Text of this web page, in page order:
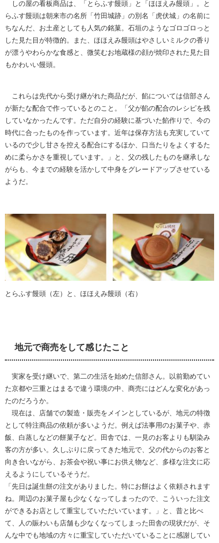
しの屋の看板商品は、「とらふす饅頭」と「ほほえみ饅頭」。と
らふす饅頭は朝来市の名所「竹田城跡」の別名「虎伏城」の名前に
ちなんだ、お土産としても人気の銘菓。石垣のようなゴロゴロっと
した見た目が特徴的。また、ほほえみ饅頭はやさしいミルクの香り
が漂うやわらかな食感と、微笑むお地蔵様の顔が焼印された見た目
もかわいい饅頭。
これらは先代から受け継がれた商品だが、餡については信部さん
が新たな配合で作っているとのこと。「父が餡の配合のレシピを残
していなかったんです。ただ自分の経験に基づいた餡作りで、今の
時代に合ったものを作っています。近年は保存方法も充実していて
いるので少し甘さを控える配合にするほか、口当たりをよくするた
めに柔らかさを重視しています。」と、父の残したものを継承しな
がらも、今までの経験を活かして中身をグレードアップさせている
ようだ。
とらふす饅頭（左）と、ほほえみ饅頭（右）
地元で商売をして感じたこと
実家を受け継いで、第二の生活を始めた信部さん。以前勤めてい
た京都や三重とはまるで違う環境の中、商売にはどんな変化があっ
たのだろうか。
現在は、店舗での製造・販売をメインとしているが、地元の特徴
として特注商品の依頼が多いようだ。例えば法事用のお菓子や、赤
飯、白蒸しなどの餅菓子など。田舎では、一見のお客よりも馴染み
客の方が多い。久しぶりに戻ってきた地元で、父の代からのお客と
向き合いながら、お茶会や祝い事にお供え物など、多様な注文に応
えるようにしているそうだ。
「先日は誕生餅の注文がありました。特にお餅はよく依頼されます
ね。周辺のお菓子屋も少なくなってしまったので、こういった注文
ができるお店として重宝していただいています。」と、昔と比べ
て、人の賑わいも店舗も少なくなってしまった田舎の現状だが、そ
んな中でも地域の方々に重宝していただいていることに感謝してい